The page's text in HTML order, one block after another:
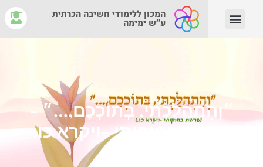
המכון ללימודי חשיבה הכרתית
ע״ש ימימה
״וְהִתְהַלַּכְתִּי, בְּתוֹכְכֶם,…״ -
פרשת בחוקותי -ויקרא כו.